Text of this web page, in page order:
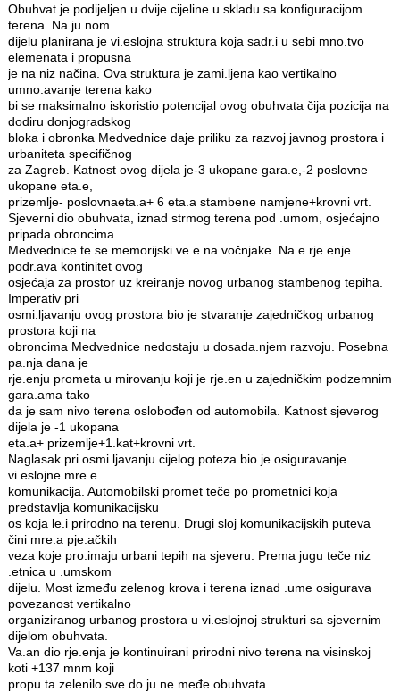
Obuhvat je podijeljen u dvije cijeline u skladu sa konfiguracijom
terena. Na ju.nom
dijelu planirana je vi.eslojna struktura koja sadr.i u sebi mno.tvo
elemenata i propusna
je na niz načina. Ova struktura je zami.ljena kao vertikalno
umno.avanje terena kako
bi se maksimalno iskoristio potencijal ovog obuhvata čija pozicija na
dodiru donjogradskog
bloka i obronka Medvednice daje priliku za razvoj javnog prostora i
urbaniteta specifičnog
za Zagreb. Katnost ovog dijela je-3 ukopane gara.e,-2 poslovne
ukopane eta.e,
prizemlje- poslovnaeta.a+ 6 eta.a stambene namjene+krovni vrt.
Sjeverni dio obuhvata, iznad strmog terena pod .umom, osjećajno
pripada obroncima
Medvednice te se memorijski ve.e na vočnjake. Na.e rje.enje
podr.ava kontinitet ovog
osjećaja za prostor uz kreiranje novog urbanog stambenog tepiha.
Imperativ pri
osmi.ljavanju ovog prostora bio je stvaranje zajedničkog urbanog
prostora koji na
obroncima Medvednice nedostaju u dosada.njem razvoju. Posebna
pa.nja dana je
rje.enju prometa u mirovanju koji je rje.en u zajedničkim podzemnim
gara.ama tako
da je sam nivo terena oslobođen od automobila. Katnost sjeverog
dijela je -1 ukopana
eta.a+ prizemlje+1.kat+krovni vrt.
Naglasak pri osmi.ljavanju cijelog poteza bio je osiguravanje
vi.eslojne mre.e
komunikacija. Automobilski promet teče po prometnici koja
predstavlja komunikacijsku
os koja le.i prirodno na terenu. Drugi sloj komunikacijskih puteva
čini mre.a pje.ačkih
veza koje pro.imaju urbani tepih na sjeveru. Prema jugu teče niz
.etnica u .umskom
dijelu. Most između zelenog krova i terena iznad .ume osigurava
povezanost vertikalno
organiziranog urbanog prostora u vi.eslojnoj strukturi sa sjevernim
dijelom obuhvata.
Va.an dio rje.enja je kontinuirani prirodni nivo terena na visinskoj
koti +137 mnm koji
propu.ta zelenilo sve do ju.ne međe obuhvata.